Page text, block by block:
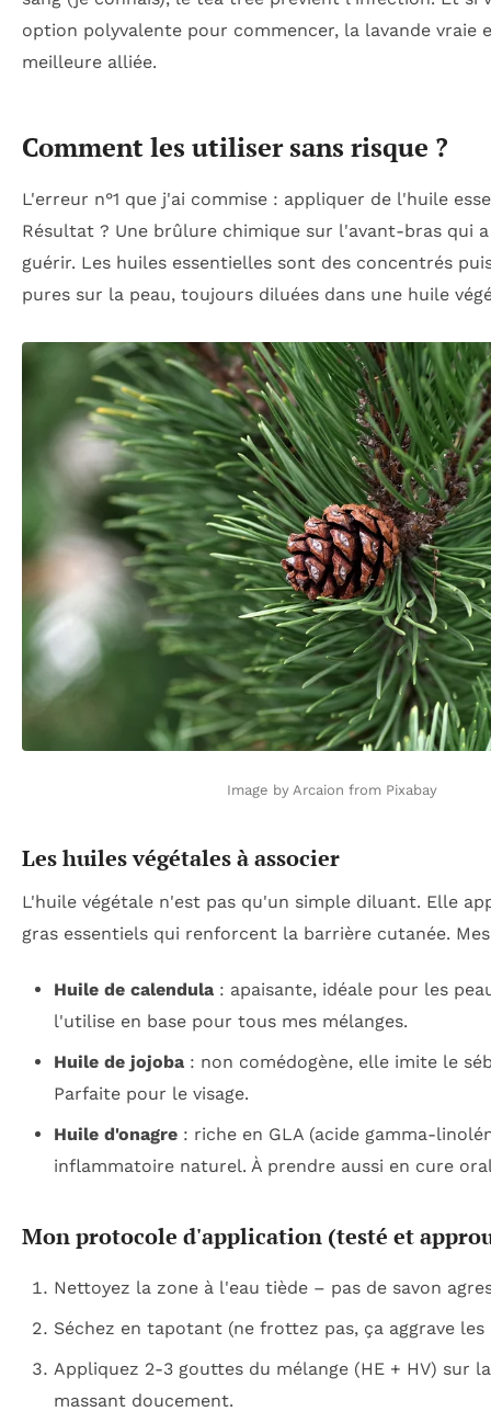
option polyvalente pour commencer, la lavande vraie
meilleure alliée.
Comment les utiliser sans risque ?
L'erreur n°1 que j'ai commise : appliquer de l'huile
Résultat ? Une brûlure chimique sur l'avant-bras qui a
guérir. Les huiles essentielles sont des concentrés
pures sur la peau, toujours diluées dans une huile
Image by Arcaion from Pixabay
Les huiles végétales à associer
L'huile végétale n'est pas qu'un simple diluant. Elle
gras essentiels qui renforcent la barrière cutanée.
Huile de calendula: apaisante, idéale pour les
l'utilise en base pour tous mes mélanges.
Huile de jojoba: non comédogène, elle imite le
Parfaite pour le visage.
Huile d'onagre: riche en GLA (acide gamma-
inflammatoire naturel. À prendre aussi en cure
Mon protocole d'application (testé et
Nettoyez la zone à l'eau tiède – pas de savon
Séchez en tapotant (ne frottez pas, ça aggrave les
Appliquez 2-3 gouttes du mélange (HE + HV) sur
massant doucement.